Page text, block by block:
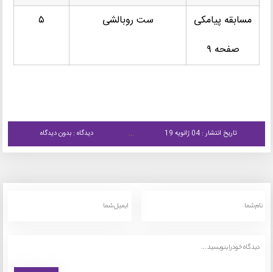
مسابقه پیامکی
صفحه ۹
ست روبالشی ۵
تاریخ انتشار : 04 ژانویه 19 دیدگاه : بدون دیدگاه